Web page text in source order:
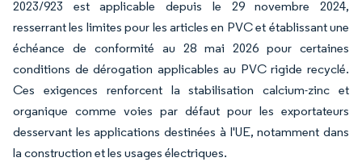
2023/923 est applicable depuis le 29 novembre 2024,
resserrant les limites pour les articles en PVC et établissant une
échéance de conformité au 28 mai 2026 pour certaines
conditions de dérogation applicables au PVC rigide recyclé.
Ces exigences renforcent la stabilisation calcium-zinc et
organique comme voies par défaut pour les exportateurs
desservant les applications destinées à l'UE, notamment dans
la construction et les usages électriques.